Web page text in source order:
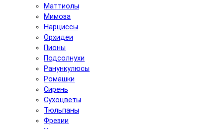
Маттиолы
Мимоза
Нарциссы
Орхидеи
Пионы
Подсолнухи
Ранункулюсы
Ромашки
Сирень
Сухоцветы
Тюльпаны
Фрезии